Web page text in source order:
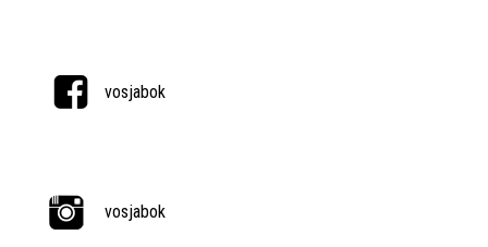
vosjabok
vosjabok